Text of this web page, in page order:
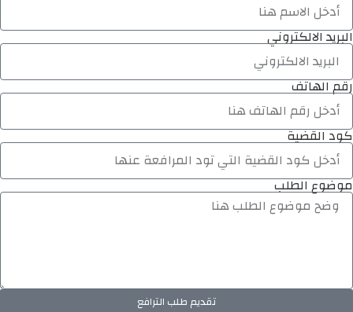
البريد الالكتروني
رقم الهاتف
كود القضية
موضوع الطلب
تقديم طلب الترافع